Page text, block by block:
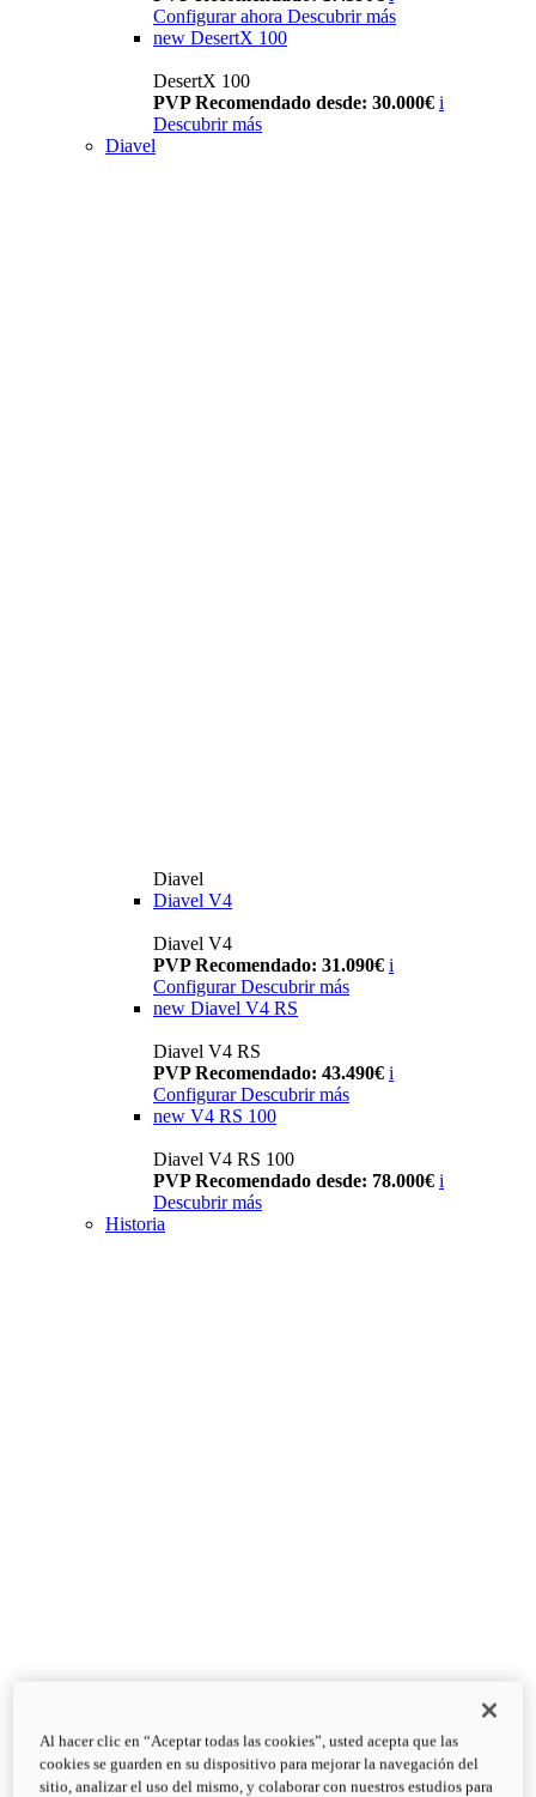
Configurar ahora Descubrir más
new DesertX 100
DesertX 100
PVP Recomendado desde: 30.000€ i
Descubrir más
Diavel
Diavel
Diavel V4
Diavel V4
PVP Recomendado: 31.090€ i
Configurar Descubrir más
new Diavel V4 RS
Diavel V4 RS
PVP Recomendado: 43.490€ i
Configurar Descubrir más
new V4 RS 100
Diavel V4 RS 100
PVP Recomendado desde: 78.000€ i
Descubrir más
Historia
Al hacer clic en “Aceptar todas las cookies”, usted acepta que las
cookies se guarden en su dispositivo para mejorar la navegación del
sitio, analizar el uso del mismo, y colaborar con nuestros estudios para